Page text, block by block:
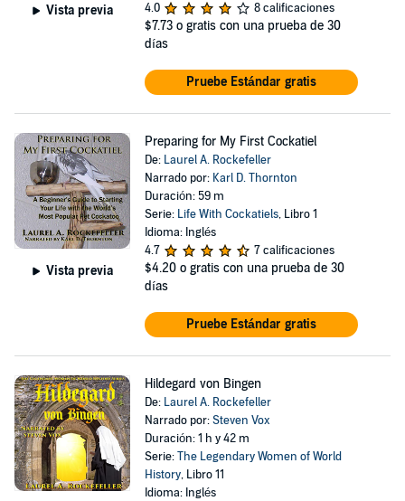
Vista previa 4.0 8 calificaciones
$7.73 o gratis con una prueba de 30
días
Pruebe Estándar gratis
Vista previa
Preparing for My First Cockatiel
De: Laurel A. Rockefeller
Narrado por: Karl D. Thornton
Duración: 59 m
Serie: Life With Cockatiels, Libro 1
Idioma: Inglés
4.7
7 calificaciones
$4.20 o gratis con una prueba de 30
días
Pruebe Estándar gratis
Hildegard von Bingen
De: Laurel A. Rockefeller
Narrado por:Steven Vox
Duración: 1 h y 42 m
Serie:The Legendary Women of World
History, Libro 11
Idioma: Inglés